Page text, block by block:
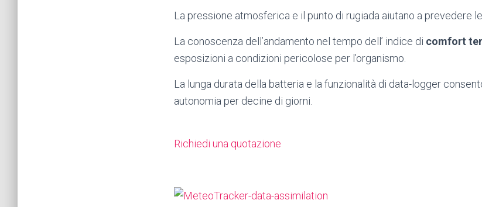
La pressione atmosferica e il punto di rugiada aiutano a prevedere le
La conoscenza dell’andamento nel tempo dell’ indice di comfort
esposizioni a condizioni pericolose per l’organismo.
La lunga durata della batteria e la funzionalità di data-logger
autonomia per decine di giorni.
Richiedi una quotazione